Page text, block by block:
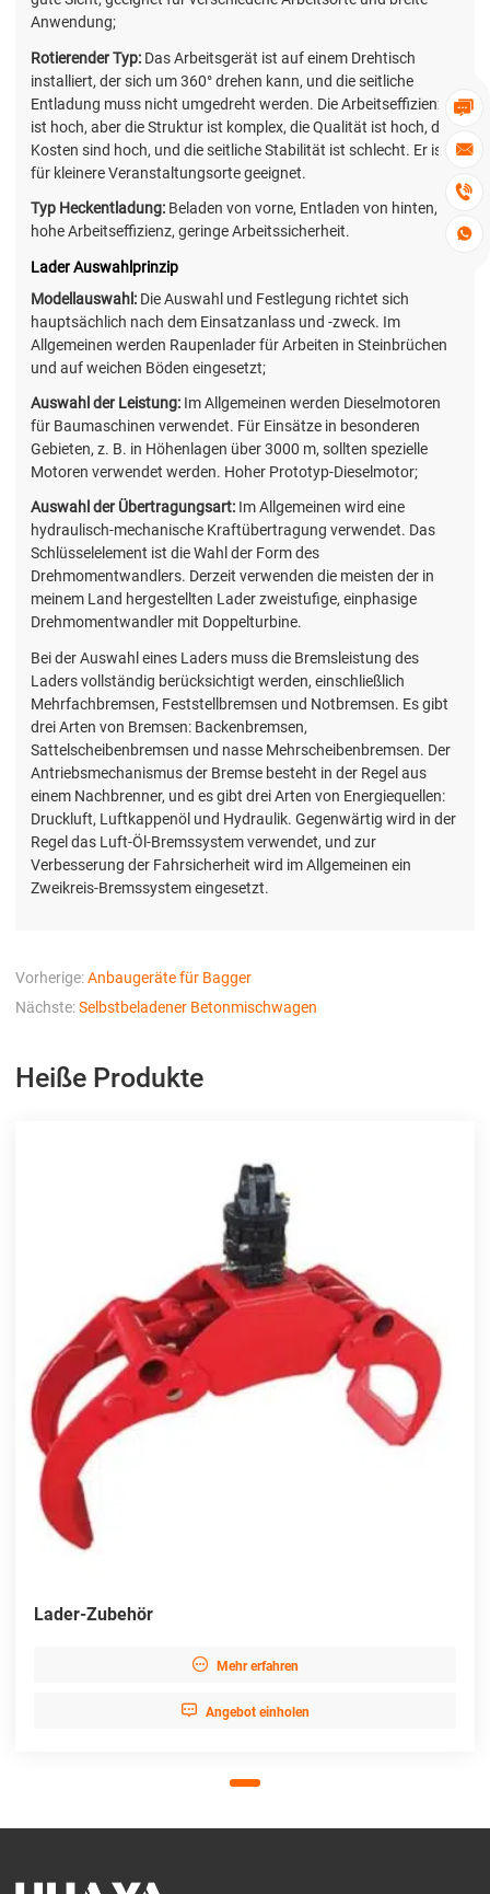




Anwendung;
Rotierender Typ: Das Arbeitsgerät ist auf einem Drehtisch
installiert, der sich um 360° drehen kann, und die seitliche
Entladung muss nicht umgedreht werden. Die Arbeitseffizienz
ist hoch, aber die Struktur ist komplex, die Qualität ist hoch, die
Kosten sind hoch, und die seitliche Stabilität ist schlecht. Er ist
für kleinere Veranstaltungsorte geeignet.
Typ Heckentladung: Beladen von vorne, Entladen von hinten,
hohe Arbeitseffizienz, geringe Arbeitssicherheit.
Lader Auswahlprinzip
Modellauswahl: Die Auswahl und Festlegung richtet sich
hauptsächlich nach dem Einsatzanlass und -zweck. Im
Allgemeinen werden Raupenlader für Arbeiten in Steinbrüchen
und auf weichen Böden eingesetzt;
Auswahl der Leistung: Im Allgemeinen werden Dieselmotoren
für Baumaschinen verwendet. Für Einsätze in besonderen
Gebieten, z. B. in Höhenlagen über 3000 m, sollten spezielle
Motoren verwendet werden. Hoher Prototyp-Dieselmotor;
Auswahl der Übertragungsart: Im Allgemeinen wird eine
hydraulisch-mechanische Kraftübertragung verwendet. Das
Schlüsselelement ist die Wahl der Form des
Drehmomentwandlers. Derzeit verwenden die meisten der in
meinem Land hergestellten Lader zweistufige, einphasige
Drehmomentwandler mit Doppelturbine.
Bei der Auswahl eines Laders muss die Bremsleistung des
Laders vollständig berücksichtigt werden, einschließlich
Mehrfachbremsen, Feststellbremsen und Notbremsen. Es gibt
drei Arten von Bremsen: Backenbremsen,
Sattelscheibenbremsen und nasse Mehrscheibenbremsen. Der
Antriebsmechanismus der Bremse besteht in der Regel aus
einem Nachbrenner, und es gibt drei Arten von Energiequellen:
Druckluft, Luftkappenöl und Hydraulik. Gegenwärtig wird in der
Regel das Luft-Öl-Bremssystem verwendet, und zur
Verbesserung der Fahrsicherheit wird im Allgemeinen ein
Zweikreis-Bremssystem eingesetzt.
Vorherige:Anbaugeräte für Bagger
Nächste:Selbstbeladener Betonmischwagen
Heiße Produkte
Lader-Zubehör
 Mehr erfahren
 Angebot einholen